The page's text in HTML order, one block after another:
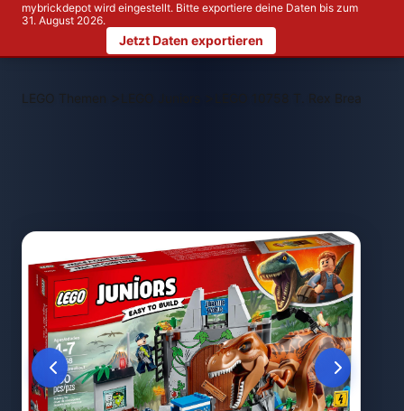
mybrickdepot wird eingestellt. Bitte exportiere deine Daten bis zum
31. August 2026.
Jetzt Daten exportieren
LEGO Themen > LEGO 10758 T. Rex Breakout